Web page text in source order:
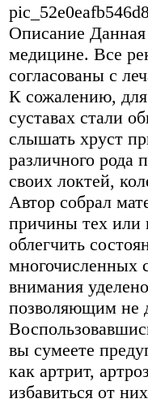
Описание
медицине. Все
согласованы с
К сожалению, для
суставах стали
слышать хруст
различного рода
своих локтей,
Автор собрал
причины тех или
облегчить
многочисленных
внимания
позволяющим не
вы сумеете
как артрит,
избавиться от